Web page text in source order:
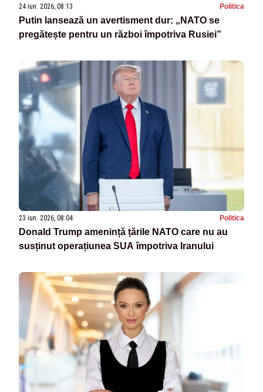
24 iun. 2026, 08:13 Politica
Putin lansează un avertisment dur: „NATO se
pregătește pentru un război împotriva Rusiei”
23 iun. 2026, 08:04 Politica
Donald Trump amenință țările NATO care nu au
susținut operațiunea SUA împotriva Iranului